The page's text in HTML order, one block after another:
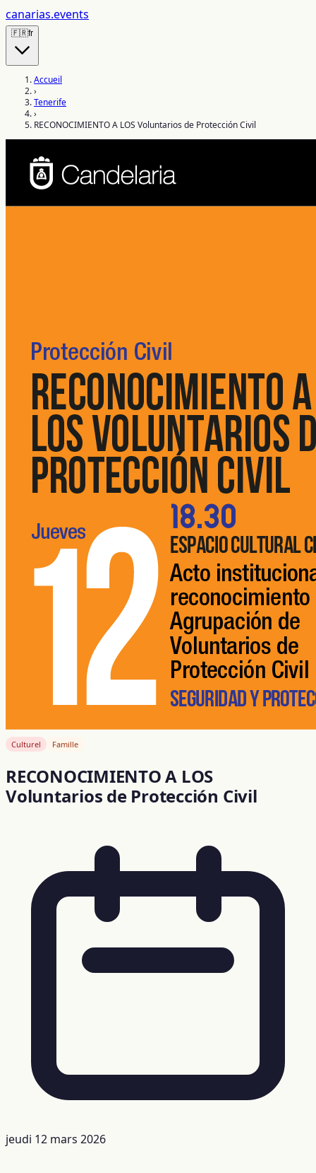
canarias.events
🇫🇷fr
Accueil
›
Tenerife
›
RECONOCIMIENTO A LOS Voluntarios de Protección Civil
Culturel Famille
RECONOCIMIENTO A LOS
Voluntarios de Protección Civil
jeudi 12 mars 2026